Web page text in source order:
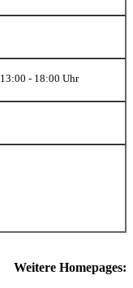
13:00 - 18:00 Uhr
Weitere Homepages: